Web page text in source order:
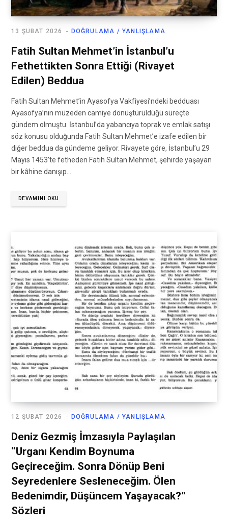
DOĞRULAMA / YANLIŞLAMA
13 ŞUBAT 2026
Fatih Sultan Mehmet’in İstanbul’u
Fethettikten Sonra Ettiği (Rivayet
Edilen) Beddua
Fatih Sultan Mehmet’in Ayasofya Vakfiyesi’ndeki bedduası
Ayasofya’nın müzeden camiye dönüştürüldüğü süreçte
gündem olmuştu. İstanbul’da yabancıya toprak ve emlak satışı
söz konusu olduğunda Fatih Sultan Mehmet’e izafe edilen bir
diğer beddua da gündeme geliyor. Rivayete göre, İstanbul’u 29
Mayıs 1453’te fetheden Fatih Sultan Mehmet, şehirde yaşayan
bir kâhine danışıp…
DEVAMINI OKU
DOĞRULAMA / YANLIŞLAMA
12 ŞUBAT 2026
Deniz Gezmiş İmzasıyla Paylaşılan
“Urganı Kendim Boynuma
Geçireceğim. Sonra Dönüp Beni
Seyredenlere Sesleneceğim. Ölen
Bedenimdir, Düşüncem Yaşayacak?”
Sözleri